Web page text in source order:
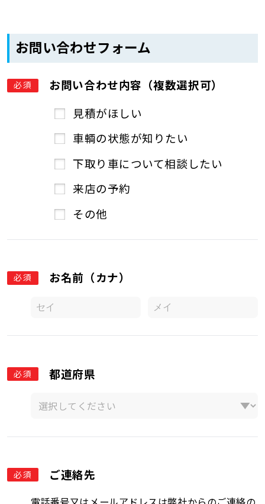
お問い合わせフォーム
必須
お問い合わせ内容（複数選択可）
見積がほしい
車輌の状態が知りたい
下取り車について相談したい
来店の予約
その他
必須 お名前（カナ）
必須 都道府県
必須 ご連絡先